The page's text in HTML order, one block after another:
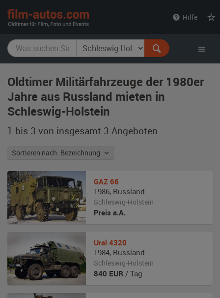
Hilfe
Oldtimer Militärfahrzeuge der 1980er
Jahre aus Russland mieten in
Schleswig-Holstein
1 bis 3 von insgesamt 3 Angeboten
Sortieren nach: Bezeichnung
GAZ 66
1986, Russland
Schleswig-Holstein
Preis a.A.
Ural 4320
1984, Russland
Schleswig-Holstein
840 EUR / Tag